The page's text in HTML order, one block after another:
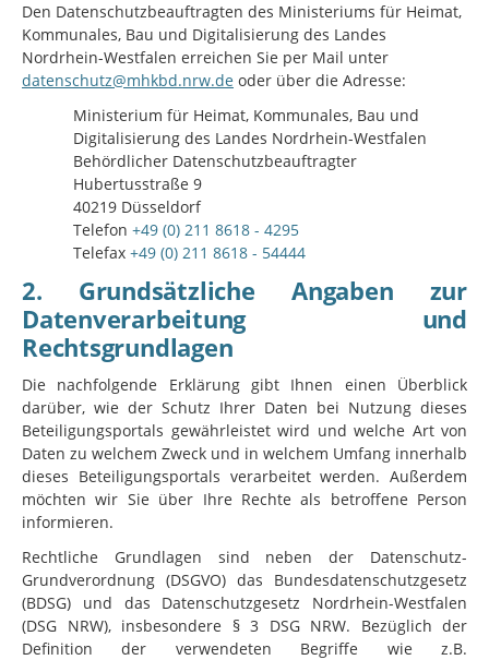
Den Datenschutzbeauftragten des Ministeriums für Heimat,
Kommunales, Bau und Digitalisierung des Landes
Nordrhein-Westfalen erreichen Sie per Mail unter
datenschutz@mhkbd.nrw.de oder über die Adresse:
Ministerium für Heimat, Kommunales, Bau und
Digitalisierung des Landes Nordrhein-Westfalen
Behördlicher Datenschutzbeauftragter
Hubertusstraße 9
40219 Düsseldorf
Telefon +49 (0) 211 8618 - 4295
Telefax +49 (0) 211 8618 - 54444
2. Grundsätzliche Angaben zur
Datenverarbeitung und
Rechtsgrundlagen
Die nachfolgende Erklärung gibt Ihnen einen Überblick
darüber, wie der Schutz Ihrer Daten bei Nutzung dieses
Beteiligungsportals gewährleistet wird und welche Art von
Daten zu welchem Zweck und in welchem Umfang innerhalb
dieses Beteiligungsportals verarbeitet werden. Außerdem
möchten wir Sie über Ihre Rechte als betroffene Person
informieren.
Rechtliche Grundlagen sind neben der Datenschutz-
Grundverordnung (DSGVO) das Bundesdatenschutzgesetz
(BDSG) und das Datenschutzgesetz Nordrhein-Westfalen
(DSG NRW), insbesondere § 3 DSG NRW. Bezüglich der
Definition der verwendeten Begriffe wie z.B.